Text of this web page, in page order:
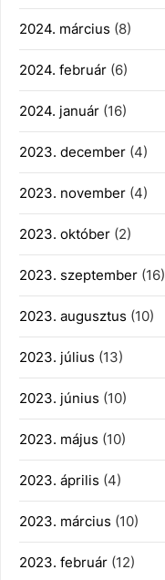
2024. március (8)
2024. február (6)
2024. január (16)
2023. december (4)
2023. november (4)
2023. október (2)
2023. szeptember (16)
2023. augusztus (10)
2023. július (13)
2023. június (10)
2023. május (10)
2023. április (4)
2023. március (10)
2023. február (12)